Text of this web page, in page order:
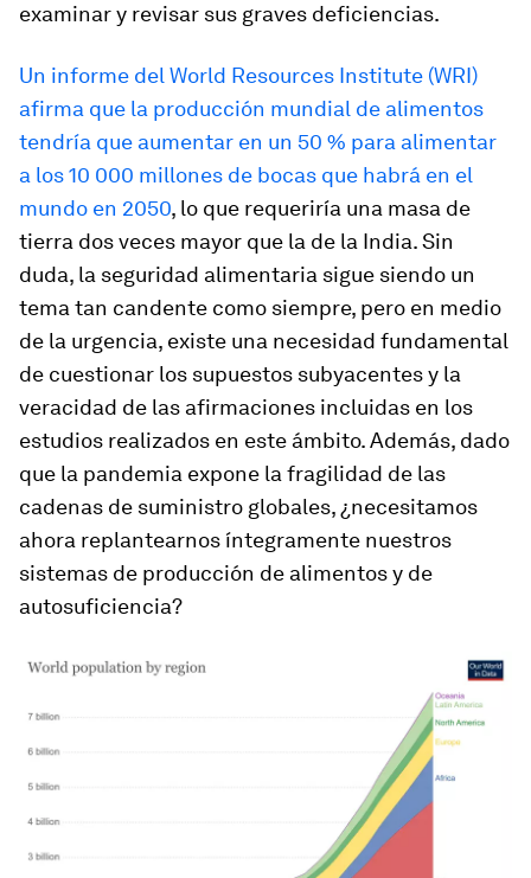
examinar y revisar sus graves deficiencias.
Un informe del World Resources Institute (WRI)
afirma que la producción mundial de alimentos
tendría que aumentar en un 50 % para alimentar
a los 10 000 millones de bocas que habrá en el
mundo en 2050, lo que requeriría una masa de
tierra dos veces mayor que la de la India. Sin
duda, la seguridad alimentaria sigue siendo un
tema tan candente como siempre, pero en medio
de la urgencia, existe una necesidad fundamental
de cuestionar los supuestos subyacentes y la
veracidad de las afirmaciones incluidas en los
estudios realizados en este ámbito. Además, dado
que la pandemia expone la fragilidad de las
cadenas de suministro globales, ¿necesitamos
ahora replantearnos íntegramente nuestros
sistemas de producción de alimentos y de
autosuficiencia?